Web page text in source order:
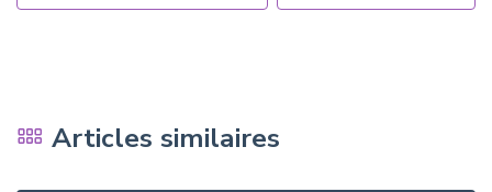
Articles similaires